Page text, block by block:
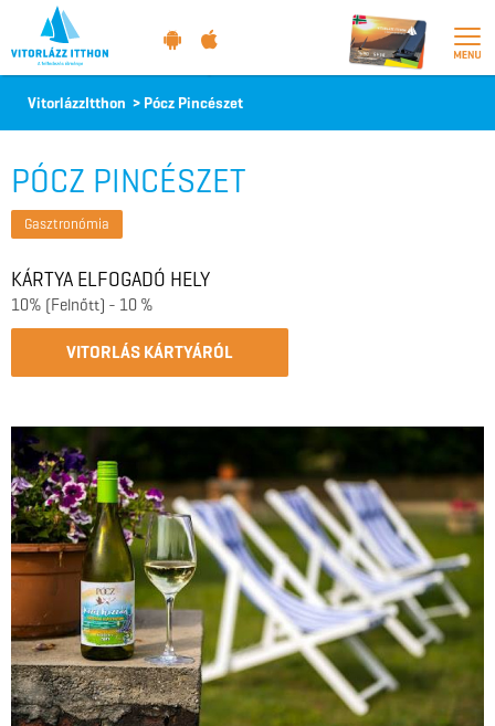
Vitorlázz
itthon
VitorlázzItthon > Pócz Pincészet
PÓCZ PINCÉSZET
Gasztronómia
KÁRTYA ELFOGADÓ HELY
10% (Felnőtt) - 10 %
VITORLÁS KÁRTYÁRÓL